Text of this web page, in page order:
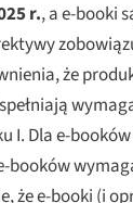
r., a e-booki
że
I. Dla e-
że e-booki (i